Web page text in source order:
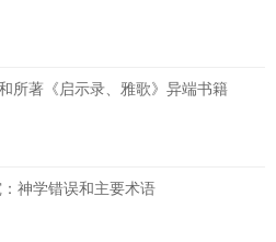
所著《启示录、雅歌》异端书籍
神学错误和主要术语